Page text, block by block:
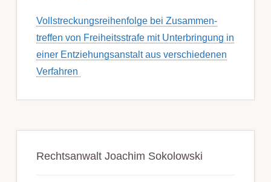
Voll­streckungs­­­reihenfolge bei Zusamm­­en­
treffen von Frei­heits­strafe mit Unter­bring­ung in
einer Ent­ziehungs­anstalt aus ver­schied­enen
Ver­fahren
Rechtsanwalt Joachim Sokolowski